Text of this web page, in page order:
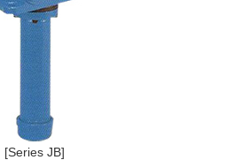
[Series JB]